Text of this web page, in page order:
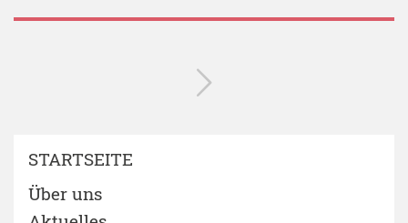
STARTSEITE
Über uns